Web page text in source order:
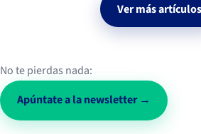
Ver más artículos
No te pierdas nada:
Apúntate a la newsletter →